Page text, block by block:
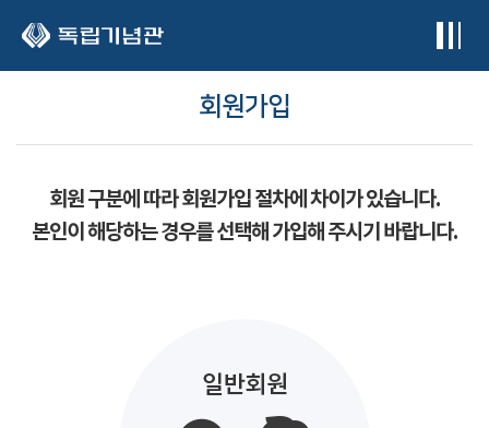
회원가입
회원 구분에 따라 회원가입 절차에 차이가 있습니다.
본인이 해당하는 경우를 선택해 가입해 주시기 바랍니다.